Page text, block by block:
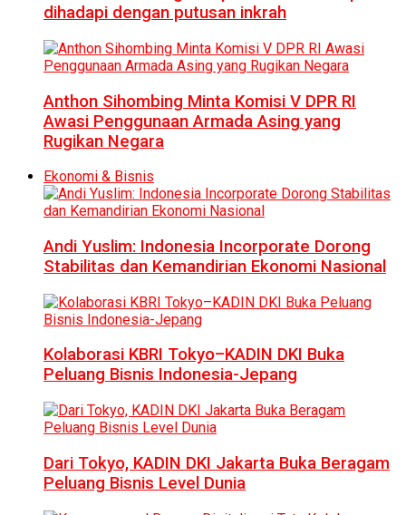
dihadapi dengan putusan inkrah
Anthon Sihombing Minta Komisi V DPR RI
Awasi Penggunaan Armada Asing yang
Rugikan Negara
Ekonomi & Bisnis
Andi Yuslim: Indonesia Incorporate Dorong
Stabilitas dan Kemandirian Ekonomi Nasional
Kolaborasi KBRI Tokyo–KADIN DKI Buka
Peluang Bisnis Indonesia-Jepang
Dari Tokyo, KADIN DKI Jakarta Buka Beragam
Peluang Bisnis Level Dunia